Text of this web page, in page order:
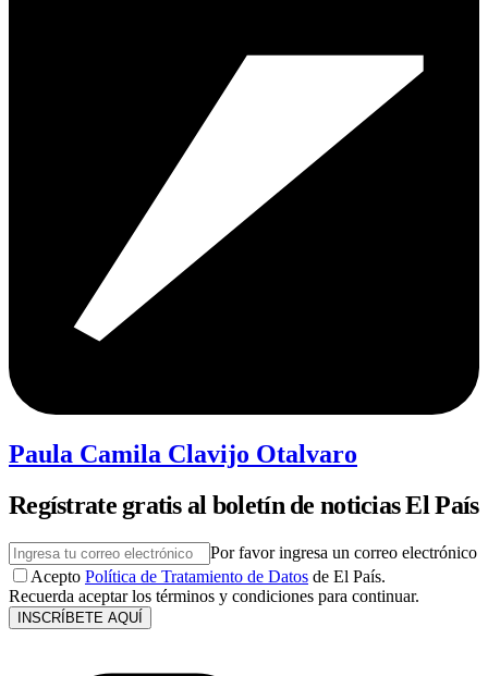
Paula Camila Clavijo Otalvaro
Regístrate gratis al boletín de noticias El País
Por favor ingresa un correo electrónico
Acepto Política de Tratamiento de Datos de El País.
Recuerda aceptar los términos y condiciones para continuar.
INSCRÍBETE AQUÍ